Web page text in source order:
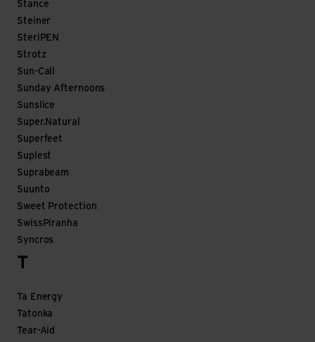
Stance
Steiner
SteriPEN
Strotz
Sun-Call
Sunday Afternoons
Sunslice
Super.Natural
Superfeet
Suplest
Suprabeam
Suunto
Sweet Protection
SwissPiranha
Syncros
T
Ta Energy
Tatonka
Tear-Aid